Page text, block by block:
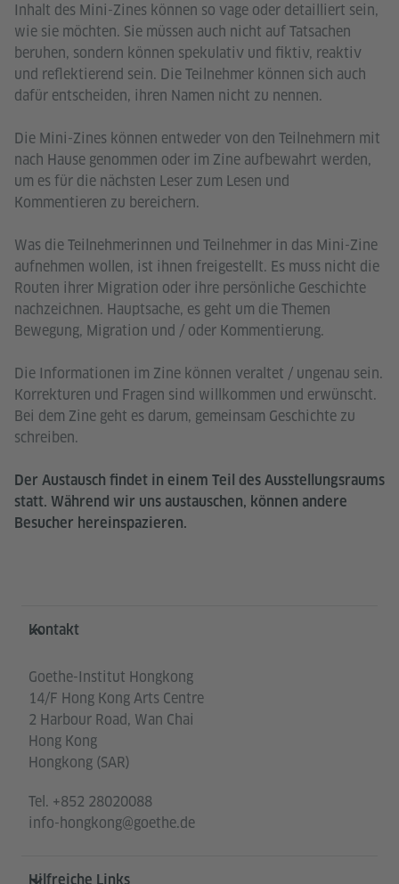
Inhalt des Mini-Zines können so vage oder detailliert sein,
wie sie möchten. Sie müssen auch nicht auf Tatsachen
beruhen, sondern können spekulativ und fiktiv, reaktiv
und reflektierend sein. Die Teilnehmer können sich auch
dafür entscheiden, ihren Namen nicht zu nennen.
Die Mini-Zines können entweder von den Teilnehmern mit
nach Hause genommen oder im Zine aufbewahrt werden,
um es für die nächsten Leser zum Lesen und
Kommentieren zu bereichern.
Was die Teilnehmerinnen und Teilnehmer in das Mini-Zine
aufnehmen wollen, ist ihnen freigestellt. Es muss nicht die
Routen ihrer Migration oder ihre persönliche Geschichte
nachzeichnen. Hauptsache, es geht um die Themen
Bewegung, Migration und / oder Kommentierung.
Die Informationen im Zine können veraltet / ungenau sein.
Korrekturen und Fragen sind willkommen und erwünscht.
Bei dem Zine geht es darum, gemeinsam Geschichte zu
schreiben.
Der Austausch findet in einem Teil des Ausstellungsraums
statt. Während wir uns austauschen, können andere
Besucher hereinspazieren.
Service- und Informationsbereich
Kontakt
Goethe-Institut Hongkong
14/F Hong Kong Arts Centre
2 Harbour Road, Wan Chai
Hong Kong
Hongkong (SAR)
Tel. +852 28020088
info-hongkong@goethe.de
Hilfreiche Links